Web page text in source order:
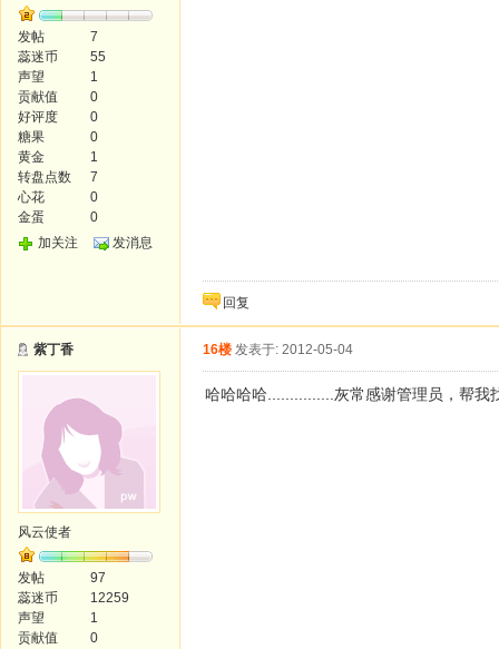
发帖
7
蕊迷币
55
声望
1
贡献值
0
好评度
0
糖果
0
黄金
1
转盘点数
7
心花
0
金蛋
0
加关注
发消息
回复
紫丁香
风云使者
发帖
97
蕊迷币
12259
声望
1
贡献值
0
16楼 发表于: 2012-05-04
哈哈哈哈...............灰常感谢管理员，帮我